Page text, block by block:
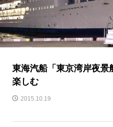
東海汽船「東京湾岸夜
楽しむ
2015.10.19